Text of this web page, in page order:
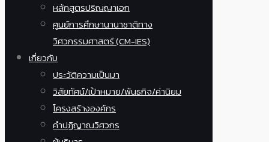
หลักสูตรปริญญาเอก
ศูนย์การศึกษานานาชาติทาง
วิศวกรรมศาสตร์ (CM-IES)
เกี่ยวกับ
ประวัติความเป็นมา
วิสัยทัศน์/เป้าหมาย/พันธกิจ/ค่านิยม
โครงสร้างองค์กร
คำปฏิญาณวิศวกร